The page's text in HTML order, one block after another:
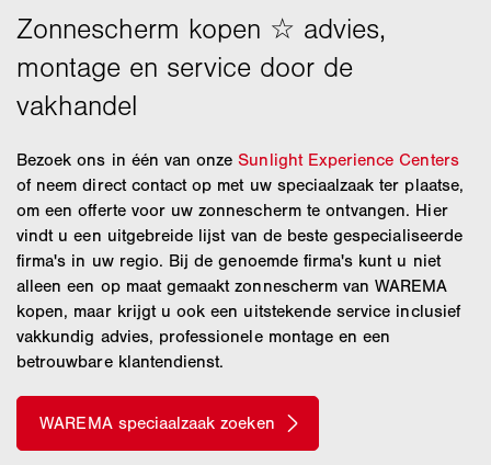
microvezels werkt als een vuilmagneet, een niet te
overtreffen duo voor de verzorging van uw schermen.
vervangen. Anders kan het gebeuren dat u het doek
of het frame beschadigt. Wij van WAREMA zijn de
aangewezen partners om uwzonneschermstof te
vervangen.Bij ons vindt u een grote keuze uit stevige
Bezoek ons in één van onzeSunlight Experience Centers
of neem direct contact op met uw speciaalzaak ter plaatse,
om een offerte voor uw zonnescherm te ontvangen. Hier
vindt u een uitgebreide lijst van de beste gespecialiseerde
firma's in uw regio. Bij de genoemde firma's kunt u niet
alleen een op maat gemaakt zonnescherm van WAREMA
kopen, maar krijgt u ook een uitstekende service inclusief
vakkundig advies, professionele montage en een
betrouwbare klantendienst.